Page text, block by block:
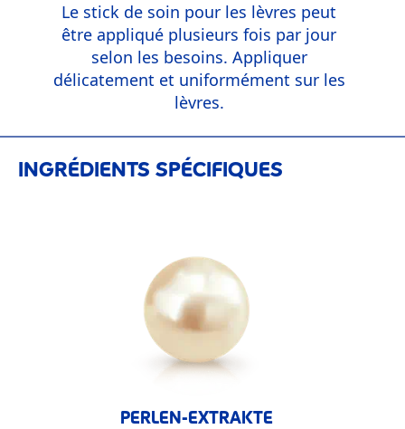
Le stick de soin pour les lèvres peut
être appliqué plusieurs fois par jour
selon les besoins. Appliquer
délicatement et uniformément sur les
lèvres.
INGRÉDIENTS SPÉCIFIQUES
PERLEN-EXTRAKTE